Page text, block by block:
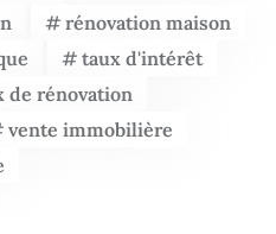
rénovation maison
taux d'intérêt
de rénovation
vente immobilière